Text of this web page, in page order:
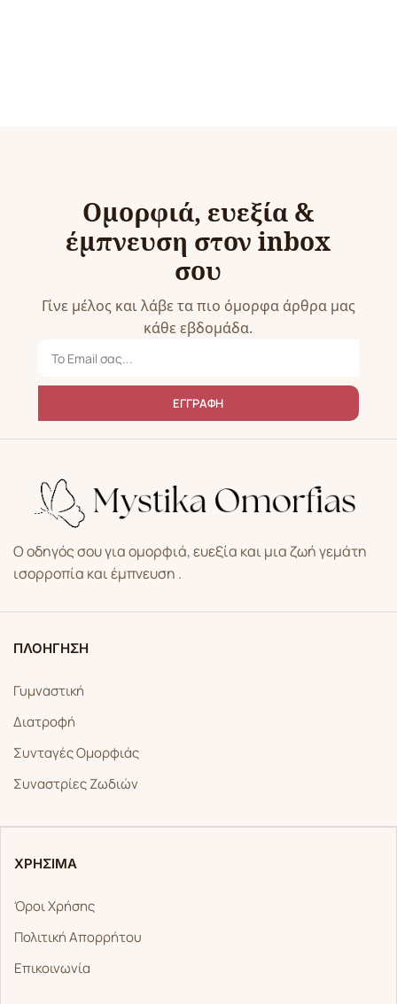
Ομορφιά, ευεξία &
έμπνευση στον inbox
σου
Γίνε μέλος και λάβε τα πιο όμορφα άρθρα μας
κάθε εβδομάδα.
ΕΓΓΡΑΦΗ
Ο οδηγός σου για ομορφιά, ευεξία και μια ζωή γεμάτη
ισορροπία και έμπνευση .
ΠΛΟΗΓΗΣΗ
Γυμναστική
Διατροφή
Συνταγές Ομορφιάς
Συναστρίες Ζωδιών
ΧΡΗΣΙΜΑ
Όροι Χρήσης
Πολιτική Απορρήτου
Επικοινωνία